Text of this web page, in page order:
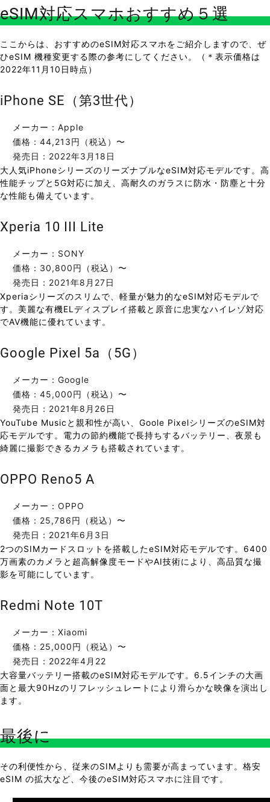
eSIM対応スマホおすすめ５選
ここからは、おすすめのeSIM対応スマホをご紹介しますので、ぜ
ひeSIM 機種変更する際の参考にしてください。（＊表示価格は
2022年11月10日時点）
iPhone SE（第3世代）
メーカー：Apple
価格：44,213円（税込）〜
発売日：2022年3月18日
大人気iPhoneシリーズのリーズナブルなeSIM対応モデルです。高
性能チップと5G対応に加え、高耐久のガラスに防水・防塵と十分
な性能も備えています。
Xperia 10 III Lite
メーカー：SONY
価格：30,800円（税込）〜
発売日：2021年8月27日
Xperiaシリーズのスリムで、軽量が魅力的なeSIM対応モデルで
す。美麗な有機ELディスプレイ搭載と原音に忠実なハイレゾ対応
でAV機能に優れています。
Google Pixel 5a（5G）
メーカー：Google
価格：45,000円（税込）〜
発売日：2021年8月26日
YouTube Musicと親和性が高い、Goole PixelシリーズのeSIM対
応モデルです。電力の節約機能で長持ちするバッテリー、夜景も
綺麗に撮影できるカメラも搭載されています。
OPPO Reno5 A
メーカー：OPPO
価格：25,786円（税込）〜
発売日：2021年6月3日
2つのSIMカードスロットを搭載したeSIM対応モデルです。6400
万画素のカメラと超高解像度モードやAI技術により、高品質な撮
影を可能にしています。
Redmi Note 10T
メーカー：Xiaomi
価格：25,000円（税込）〜
発売日：2022年4月22
大容量バッテリー搭載のeSIM対応モデルです。6.5インチの大画
面と最大90Hzのリフレッシュレートにより滑らかな映像を演出し
ます。
最後に
その利便性から、従来のSIMよりも需要が高まっています。格安
eSIM の拡大など、今後のeSIM対応スマホに注目です。